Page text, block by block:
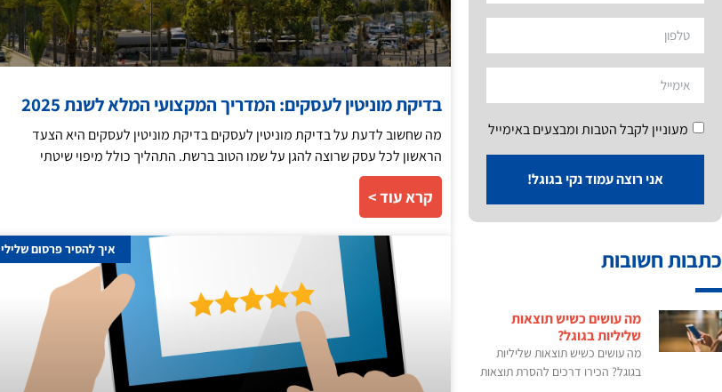
מעוניין לקבל הטבות ומבצעים באימייל
אני רוצה עמוד נקי בגוגל!
כתבות חשובות
מה עושים כשיש תוצאות
שליליות בגוגל?
מה עושים כשיש תוצאות שליליות
בגוגל? הכירו דרכים להסרת תוצאות
בדיקת מוניטין לעסקים: המדריך המקצועי המלא לשנת 2025
מה שחשוב לדעת על בדיקת מוניטין לעסקים בדיקת מוניטין לעסקים היא הצעד
הראשון לכל עסק שרוצה להגן על שמו הטוב ברשת. התהליך כולל מיפוי שיטתי
קרא עוד >
איך להסיר פרסום שלילי